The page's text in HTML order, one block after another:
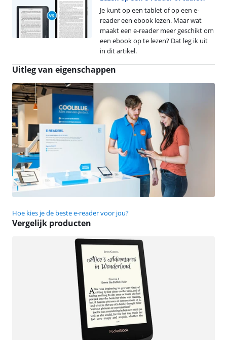
Je kunt op een tablet of op een e-
reader een ebook lezen. Maar wat
maakt een e-reader meer geschikt om
een ebook op te lezen? Dat leg ik uit
in dit artikel.
Uitleg van eigenschappen
Hoe kies je de beste e-reader voor jou?
Vergelijk producten